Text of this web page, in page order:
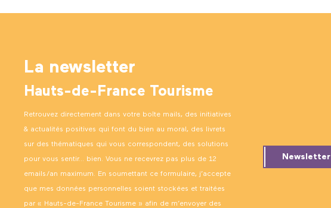
La newsletter
Hauts-de-France Tourisme
Retrouvez directement dans votre boîte mails, des initiatives
& actualités positives qui font du bien au moral, des livrets
sur des thématiques qui vous correspondent, des solutions
pour vous sentir… bien. Vous ne recevrez pas plus de 12
emails/an maximum. En soumettant ce formulaire, j’accepte
que mes données personnelles soient stockées et traitées
par « Hauts-de-France Tourisme » afin de m’envoyer des
Newsletter